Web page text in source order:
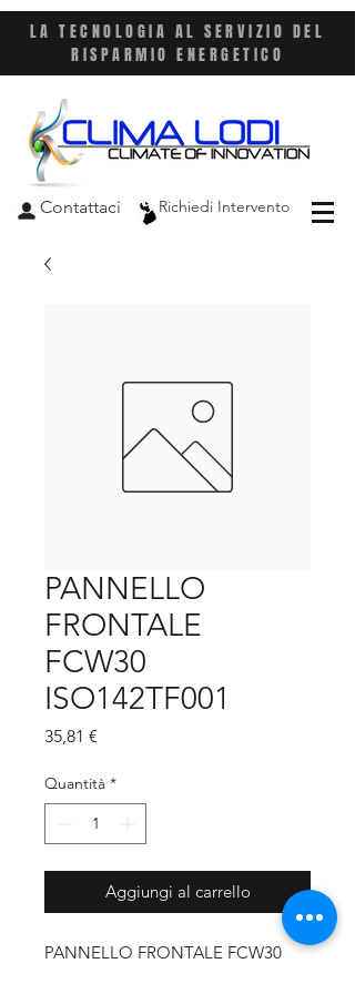
LA TECNOLOGIA AL SERVIZIO DEL
RISPARMIO ENERGETICO
Richiedi Intervento
Contattaci
PANNELLO
FRONTALE
FCW30
ISO142TF001
35,81 €
Quantità *
Aggiungi al carrello
PANNELLO FRONTALE FCW30